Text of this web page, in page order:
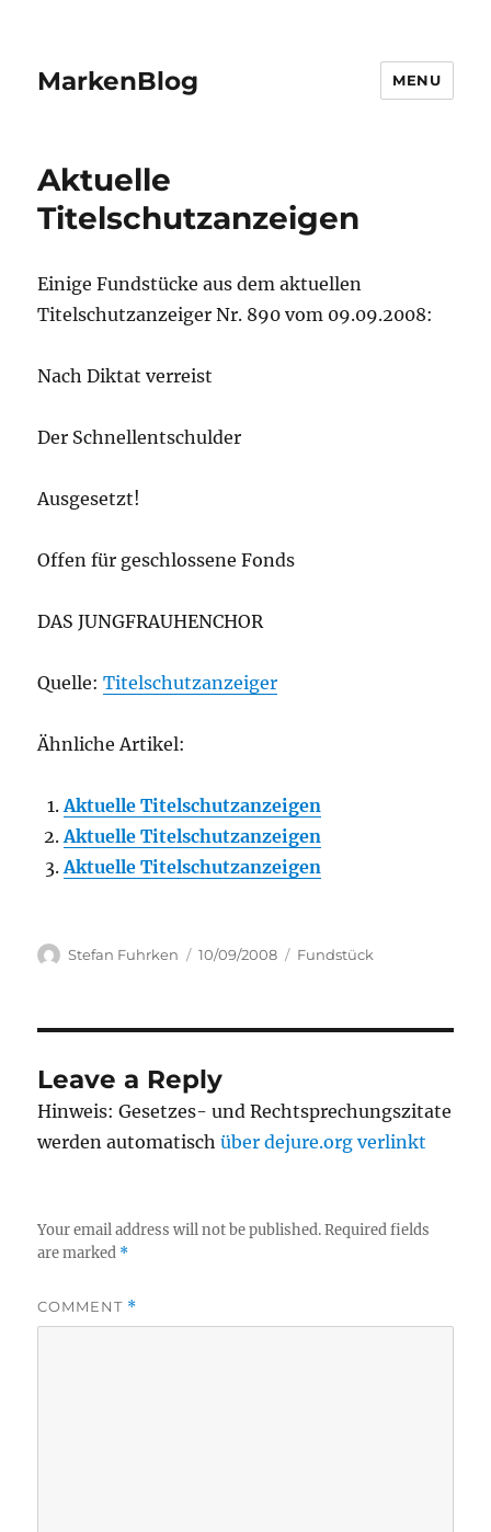
MarkenBlog MENU
Aktuelle
Titelschutzanzeigen
Einige Fundstücke aus dem aktuellen
Titelschutzanzeiger Nr. 890 vom 09.09.2008:
Nach Diktat verreist
Der Schnellentschulder
Ausgesetzt!
Offen für geschlossene Fonds
DAS JUNGFRAUHENCHOR
Quelle:Titelschutzanzeiger
Ähnliche Artikel:
Aktuelle Titelschutzanzeigen
Aktuelle Titelschutzanzeigen
Aktuelle Titelschutzanzeigen
Author
Stefan Fuhrken
Posted
10/09/2008 Categories
Fundstück
Leave a Reply
Hinweis: Gesetzes- und Rechtsprechungszitate
werden automatischüber dejure.org verlinkt
Your email address will not be published. Required fields
are marked *
COMMENT *